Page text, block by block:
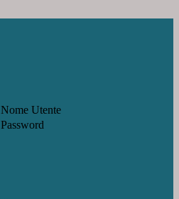
Nome Utente
Password